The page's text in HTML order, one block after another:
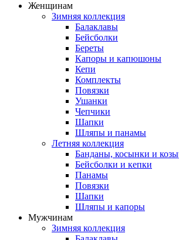
Женщинам
Зимняя коллекция
Балаклавы
Бейсболки
Береты
Капоры и капюшоны
Кепи
Комплекты
Повязки
Ушанки
Чепчики
Шапки
Шляпы и панамы
Летняя коллекция
Банданы, косынки и
Бейсболки и кепки
Панамы
Повязки
Шапки
Шляпы и капоры
Мужчинам
Зимняя коллекция